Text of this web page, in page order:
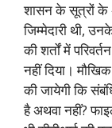
शासन के सूत्रों के
जिम्मेदारी थी,
की शर्तों में
नहीं दिया।
की जायेगी कि
है अथवा नहीं?